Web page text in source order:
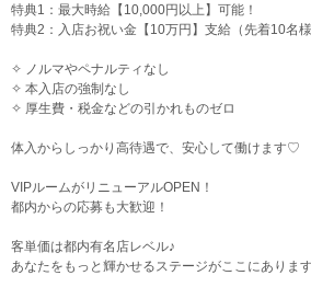
特典1：最大時給【10,000円以上】可能！
特典2：入店お祝い金【10万円】支給（先着10名様
✧ ノルマやペナルティなし
✧ 本入店の強制なし
✧ 厚生費・税金などの引かれものゼロ
体入からしっかり高待遇で、安心して働けます♡
VIPルームがリニューアルOPEN！
都内からの応募も大歓迎！
客単価は都内有名店レベル♪
あなたをもっと輝かせるステージがここにあります